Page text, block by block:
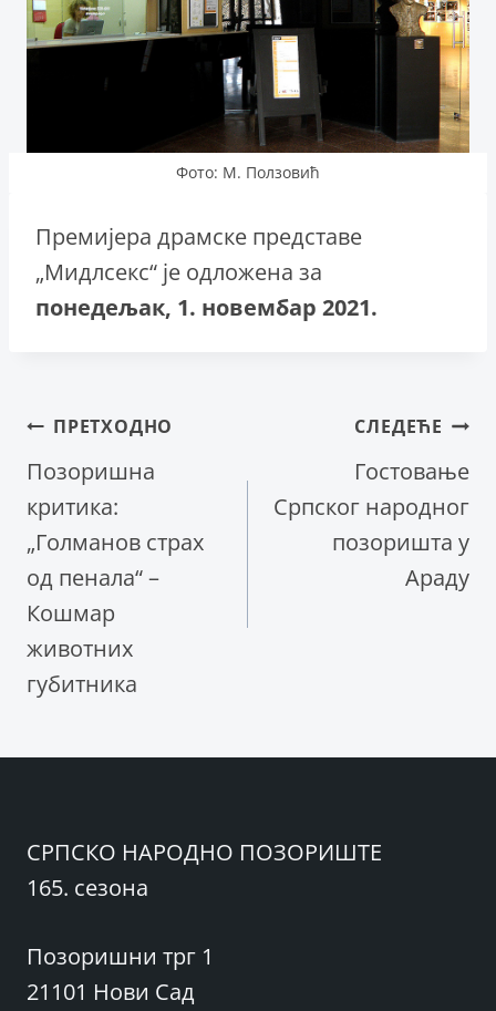
Фото: М. Ползовић
Премијера драмске представе
„Мидлсекс“ је одложена за
понедељак, 1. новембар 2021.
Кретање
чланка
ПРЕТХОДНО
Позоришна
критика:
„Голманов страх
од пенала“ –
Кошмар
животних
губитника
СЛЕДЕЋЕ
Гостовање
Српског народног
позоришта у
Араду
СРПСКО НАРОДНО ПОЗОРИШТЕ
165. сезона
Позоришни трг 1
21101 Нови Сад